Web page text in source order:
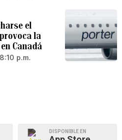
el
la
Canadá
p.m.
DISPONIBLE EN